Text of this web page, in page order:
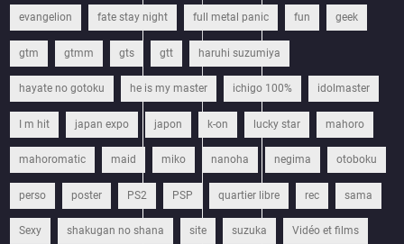
evangelion fate stay night full metal panic fun geek
gtm gtmm gts gtt haruhi suzumiya
hayate no gotoku he is my master ichigo 100% idolmaster
I m hit japan expo japon k-on lucky star mahoro
mahoromatic maid miko nanoha negima otoboku
perso poster PS2 PSP quartier libre rec sama
Sexy shakugan no shana site suzuka Vidéo et films